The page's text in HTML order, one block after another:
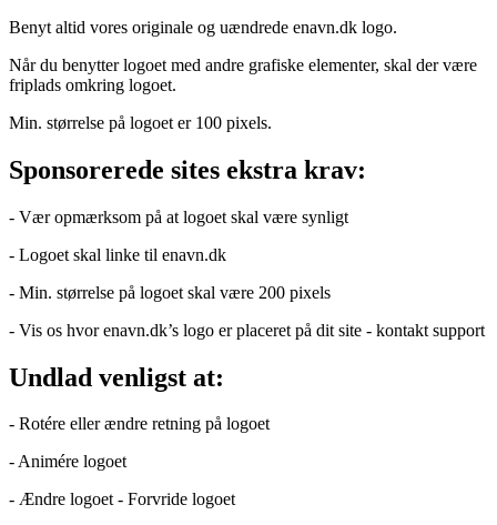
Benyt altid vores originale og uændrede enavn.dk logo.
Når du benytter logoet med andre grafiske elementer, skal der være
friplads omkring logoet.
Min. størrelse på logoet er 100 pixels.
Sponsorerede sites ekstra krav:
- Vær opmærksom på at logoet skal være synligt
- Logoet skal linke til enavn.dk
- Min. størrelse på logoet skal være 200 pixels
- Vis os hvor enavn.dk’s logo er placeret på dit site - kontakt support
Undlad venligst at:
- Rotére eller ændre retning på logoet
- Animére logoet
- Ændre logoet - Forvride logoet